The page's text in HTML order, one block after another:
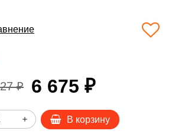
₽ 6 675 ₽
В корзину